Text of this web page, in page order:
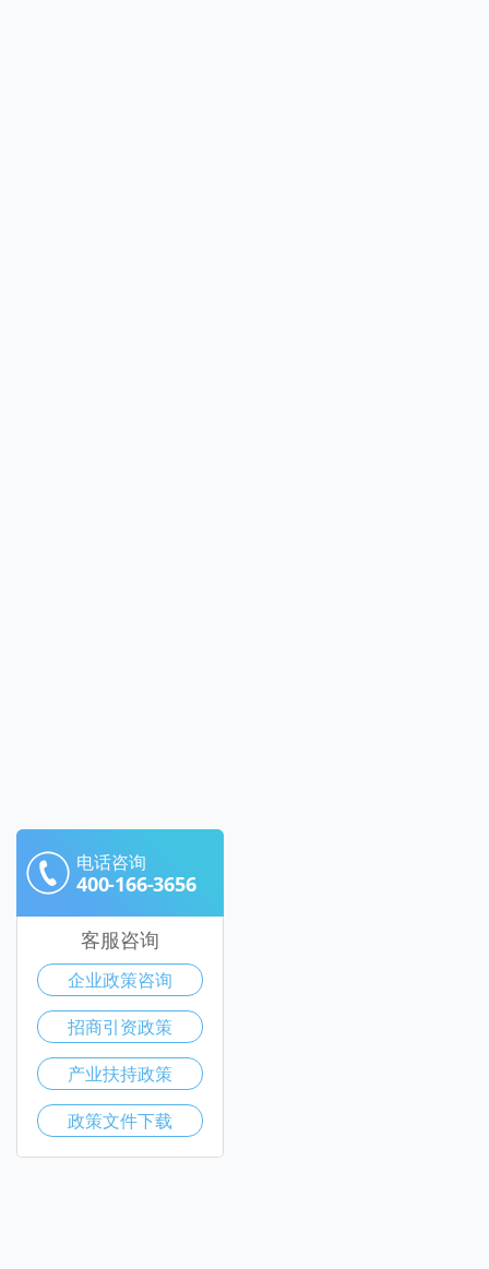
电话咨询
400-166-3656
客服咨询
企业政策咨询
招商引资政策
产业扶持政策
政策文件下载